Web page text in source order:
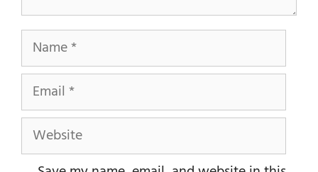
Name
Email
Website